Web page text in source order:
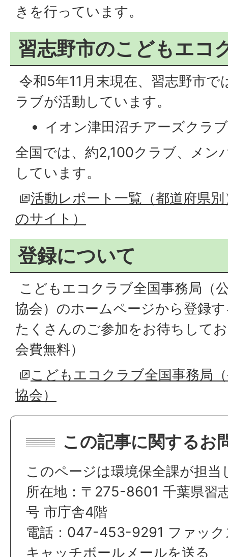
きを行っています。
習志野市のこどもエコ
令和5年11月末現在、習志野市
ラブが活動しています。
イオン津田沼チアーズクラ
全国では、約2,100クラブ、メン
しています。
活動レポート一覧（都道府県
のサイト）
登録について
こどもエコクラブ全国事務局（
協会）のホームページから登録
たくさんのご参加をお待ちして
会費無料）
こどもエコクラブ全国事務局
協会）
この記事に関するお
このページは環境保全課が担当
所在地：〒275-8601 千葉県習
号 市庁舎4階
電話：047-453-9291 ファッ
キャッチボールメールを送る